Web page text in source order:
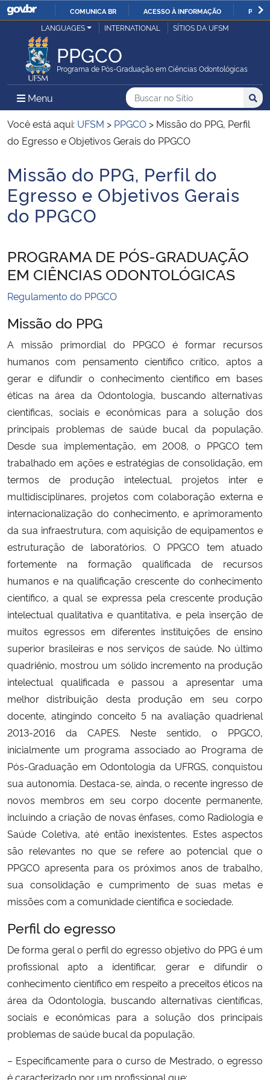
IR
COMUNICA BR ACESSO À INFORMAÇÃO
Ministério da Justiça e Segurança Pública
Ministério da Defesa
Ministério das Relações Exteriores
Ministério da Infraestrutura
Ministério da Agricultura, Pecuária e Abastecimento
Ministério da Cidadania
Ministério de Minas e Energia
Ministério da Ciência, Tecnologia, Inovações e Comunicações
Ministério do Meio Ambiente
Ministério do Desenvolvimento Regional
Controladoria-Geral da União
Ministério da Mulher, da Família e dos Direitos Humanos
Secretaria-Geral
Secretaria de Governo
Gabinete de Segurança Institucional
Advocacia-Geral da União
Banco Central do Brasil
Planalto
LANGUAGES INTERNATIONAL SÍTIOS DA UFSM
PPGCO
Programa de Pós-Graduação em Ciências Odontológicas
Menu Menu Principal do Sítio
Busca
Buscar no no Sítio
Busca:
Você está aqui: UFSM > PPGCO > Missão do PPG, Perfil
do Egresso e Objetivos Gerais do PPGCO
Início do conteúdo
Missão do PPG, Perfil do
Egresso e Objetivos Gerais
do PPGCO
PROGRAMA DE PÓS-GRADUAÇÃO
EM CIÊNCIAS ODONTOLÓGICAS
Regulamento do PPGCO
Missão do PPG
A missão primordial do PPGCO é formar recursos
humanos com pensamento científico crítico, aptos a
gerar e difundir o conhecimento científico em bases
éticas na área da Odontologia, buscando alternativas
científicas, sociais e econômicas para a solução dos
principais problemas de saúde bucal da população.
Desde sua implementação, em 2008, o PPGCO tem
trabalhado em ações e estratégias de consolidação, em
termos de produção intelectual, projetos inter e
multidisciplinares, projetos com colaboração externa e
internacionalização do conhecimento, e aprimoramento
da sua infraestrutura, com aquisição de equipamentos e
estruturação de laboratórios. O PPGCO tem atuado
fortemente na formação qualificada de recursos
humanos e na qualificação crescente do conhecimento
científico, a qual se expressa pela crescente produção
intelectual qualitativa e quantitativa, e pela inserção de
muitos egressos em diferentes instituições de ensino
superior brasileiras e nos serviços de saúde. No último
quadriênio, mostrou um sólido incremento na produção
intelectual qualificada e passou a apresentar uma
melhor distribuição desta produção em seu corpo
docente, atingindo conceito 5 na avaliação quadrienal
2013-2016 da CAPES. Neste sentido, o PPGCO,
inicialmente um programa associado ao Programa de
Pós-Graduação em Odontologia da UFRGS, conquistou
sua autonomia. Destaca-se, ainda, o recente ingresso de
novos membros em seu corpo docente permanente,
incluindo a criação de novas ênfases, como Radiologia e
Saúde Coletiva, até então inexistentes. Estes aspectos
são relevantes no que se refere ao potencial que o
PPGCO apresenta para os próximos anos de trabalho,
sua consolidação e cumprimento de suas metas e
missões com a comunidade cientifica e sociedade.
Perfil do egresso
De forma geral o perfil do egresso objetivo do PPG é um
profissional apto a identificar, gerar e difundir o
conhecimento científico em respeito a preceitos éticos na
área da Odontologia, buscando alternativas científicas,
sociais e econômicas para a solução dos principais
problemas de saúde bucal da população.
– Especificamente para o curso de Mestrado, o egresso
é caracterizado por um profissional que: